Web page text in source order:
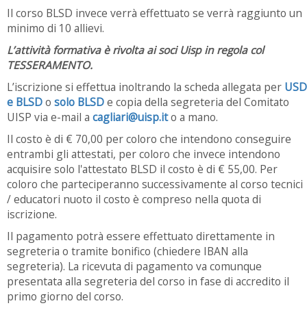
Il corso BLSD invece verrà effettuato se verrà raggiunto un
minimo di 10 allievi.
L’attività formativa è rivolta ai soci Uisp in regola col
TESSERAMENTO.
L’iscrizione si effettua inoltrando la scheda allegata per USD
e BLSDo solo BLSDe copia della segreteria del Comitato
UISP via e-mail a cagliari@uisp.ito a mano.
Il costo è di € 70,00 per coloro che intendono conseguire
entrambi gli attestati, per coloro che invece intendono
acquisire solo l'attestato BLSD il costo è di € 55,00. Per
coloro che parteciperanno successivamente al corso tecnici
/ educatori nuoto il costo è compreso nella quota di
iscrizione.
Il pagamento potrà essere effettuato direttamente in
segreteria o tramite bonifico (chiedere IBAN alla
segreteria). La ricevuta di pagamento va comunque
presentata alla segreteria del corso in fase di accredito il
primo giorno del corso.